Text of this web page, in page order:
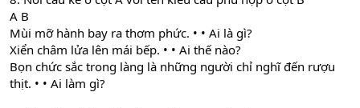
A B
Mùi mỡ hành bay ra thơm phức. • • Ai là gì?
Xiển châm lửa lên mái bếp. • • Ai thế nào?
Bọn chức sắc trong làng là những người chỉ nghĩ đến rượu
thịt. • • Ai làm gì?